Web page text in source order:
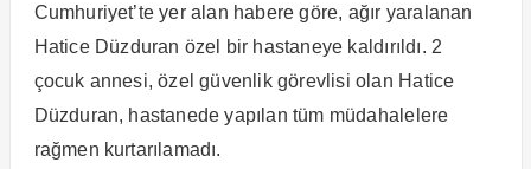
Cumhuriyet’te yer alan habere göre, ağır yaralanan
Hatice Düzduran özel bir hastaneye kaldırıldı. 2
çocuk annesi, özel güvenlik görevlisi olan Hatice
Düzduran, hastanede yapılan tüm müdahalelere
rağmen kurtarılamadı.